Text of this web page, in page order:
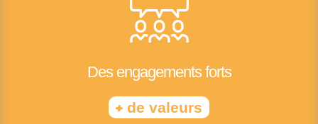
Des engagements forts
+ de valeurs